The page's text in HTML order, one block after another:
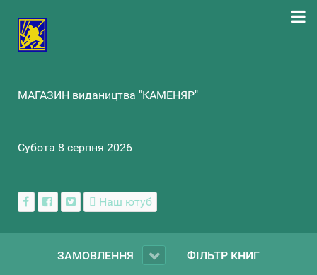
МАГАЗИН видаництва "КАМЕНЯР"
Субота 8 серпня 2026
Наш ютуб
ЗАМОВЛЕННЯ ФІЛЬТР КНИГ